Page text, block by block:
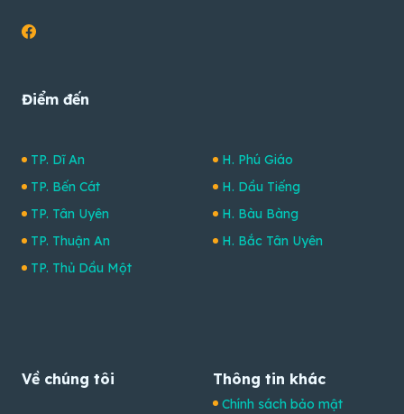
Điểm đến
TP. Dĩ An
TP. Bến Cát
TP. Tân Uyên
TP. Thuận An
TP. Thủ Dầu Một
H. Phú Giáo
H. Dầu Tiếng
H. Bàu Bàng
H. Bắc Tân Uyên
Về chúng tôi Thông tin khác
Chính sách bảo mật